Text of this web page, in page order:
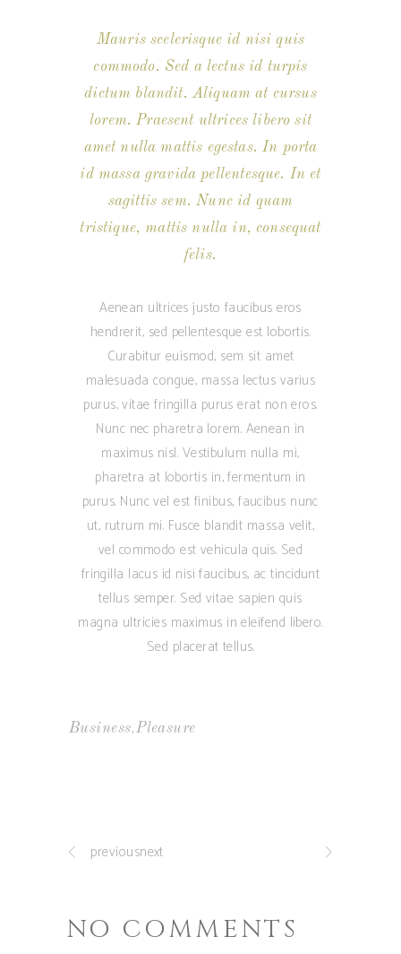
Mauris scelerisque id nisi quis
commodo. Sed a lectus id turpis
dictum blandit. Aliquam at cursus
lorem. Praesent ultrices libero sit
amet nulla mattis egestas. In porta
id massa gravida pellentesque. In et
sagittis sem. Nunc id quam
tristique, mattis nulla in, consequat
felis.
Aenean ultrices justo faucibus eros
hendrerit, sed pellentesque est lobortis.
Curabitur euismod, sem sit amet
malesuada congue, massa lectus varius
purus, vitae fringilla purus erat non eros.
Nunc nec pharetra lorem. Aenean in
maximus nisl. Vestibulum nulla mi,
pharetra at lobortis in, fermentum in
purus. Nunc vel est finibus, faucibus nunc
ut, rutrum mi. Fusce blandit massa velit,
vel commodo est vehicula quis. Sed
fringilla lacus id nisi faucibus, ac tincidunt
tellus semper. Sed vitae sapien quis
magna ultricies maximus in eleifend libero.
Sed placerat tellus.
Business,Pleasure
previousnext
NO COMMENTS